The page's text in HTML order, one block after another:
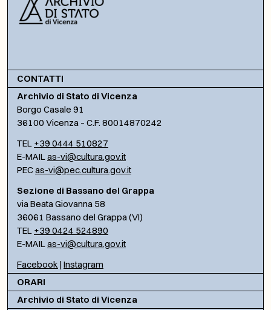
CONTATTI
Archivio di Stato di Vicenza
Borgo Casale 91
36100 Vicenza – C.F. 80014870242
TEL +39 0444 510827
E-MAILas-vi@cultura.gov.it
PECas-vi@pec.cultura.gov.it
Sezione di Bassano del Grappa
via Beata Giovanna 58
36061 Bassano del Grappa (VI)
TEL +39 0424 524890
E-MAILas-vi@cultura.gov.it
Facebook | Instagram
ORARI
Archivio di Stato di Vicenza